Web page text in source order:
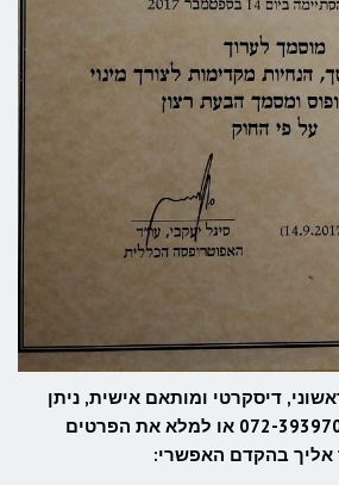
דיסקרטי ומותאם אישית, ניתן
להתקשר עכשיו ל – 072-3939702 או למלא את הפרטים
אליך בהקדם האפשרי: